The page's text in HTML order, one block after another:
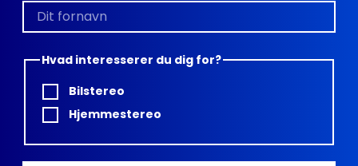
Hvad interesserer du dig for?
Bilstereo
Hjemmestereo